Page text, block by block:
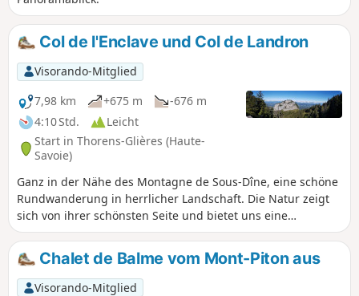
Col de l'Enclave und Col de Landron
Visorando-Mitglied
7,98 km
+675 m
-676 m
4:10 Std.
Leicht
Start in Thorens-Glières (Haute-
Savoie)
Ganz in der Nähe des Montagne de Sous-Dîne, eine schöne
Rundwanderung in herrlicher Landschaft. Die Natur zeigt
sich von ihrer schönsten Seite und bietet uns eine
Symphonie aus Herbstfarben. Die Strecke zwischen dem Col
de Landron und dem Col de l’Enclave führt durch eine
wunderschöne, recht unberührte Umgebung und eine
Farbenpracht in den Bäumen.
Chalet de Balme vom Mont-Piton aus
Visorando-Mitglied